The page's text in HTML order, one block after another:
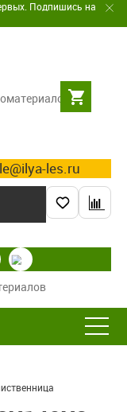
Подпишись на
les.ru